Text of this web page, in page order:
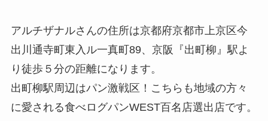
アルチザナルさんの住所は京都府京都市上京区今
出川通寺町東入ル一真町89、京阪『出町柳』駅よ
り徒歩５分の距離になります。
出町柳駅周辺はパン激戦区！こちらも地域の方々
に愛される食べログパンWEST百名店選出店です。